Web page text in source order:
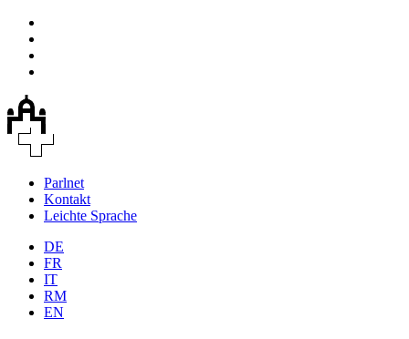
Parlnet
Kontakt
Leichte Sprache
DE
FR
IT
RM
EN